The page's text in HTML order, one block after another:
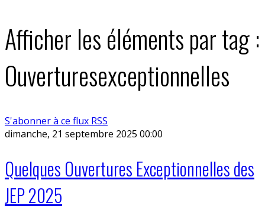
Afficher les éléments par tag :
Ouverturesexceptionnelles
S'abonner à ce flux RSS
dimanche, 21 septembre 2025 00:00
Quelques Ouvertures Exceptionnelles des
JEP 2025